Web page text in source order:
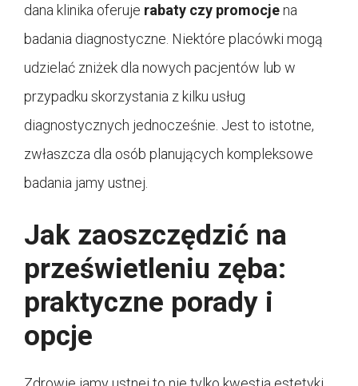
dana klinika oferuje rabaty czy promocjena
badania diagnostyczne. Niektóre placówki mogą
udzielać zniżek dla nowych pacjentów lub w
przypadku skorzystania z kilku usług
diagnostycznych jednocześnie. Jest to istotne,
zwłaszcza dla osób planujących kompleksowe
badania jamy ustnej.
Jak zaoszczędzić na
prześwietleniu zęba:
praktyczne porady i
opcje